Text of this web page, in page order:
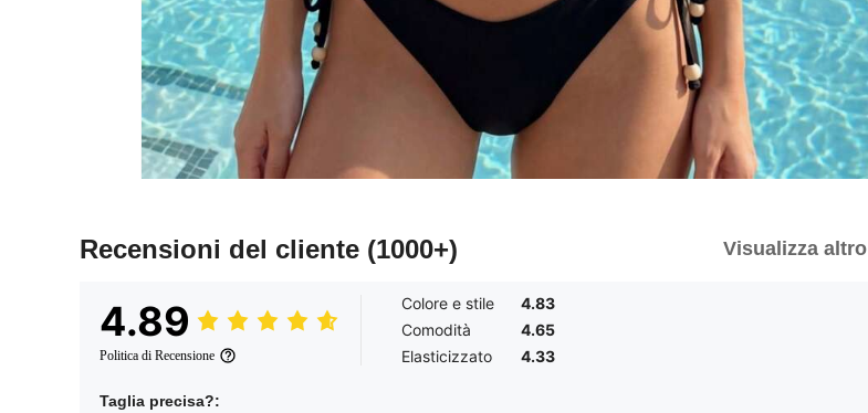
Recensioni del cliente (1000+) Visualizza altro
4.89
Politica di Recensione
Colore e stile
4.83
Comodità
4.65
Elasticizzato
4.33
Taglia precisa?: